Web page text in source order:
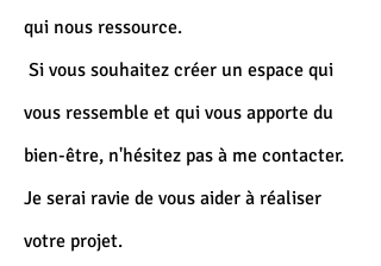
qui nous ressource.
Si vous souhaitez créer un espace qui
vous ressemble et qui vous apporte du
bien-être, n'hésitez pas à me contacter.
Je serai ravie de vous aider à réaliser
votre projet.